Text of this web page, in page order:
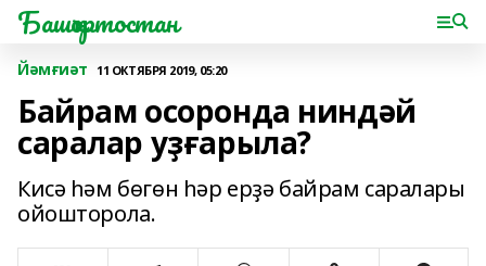
Башҡортостан
Йәмғиәт 11 ОКТЯБРЯ 2019, 05:20
Байрам осоронда ниндәй
саралар уҙғарыла?
Кисә һәм бөгөн һәр ерҙә байрам саралары
ойошторола.